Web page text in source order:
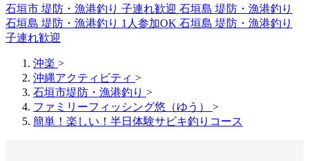
石垣市 堤防・漁港釣り 子連れ歓迎 石垣島 堤防・漁港釣り
石垣島 堤防・漁港釣り 1人参加OK 石垣島 堤防・漁港釣り
子連れ歓迎
沖楽 >
沖縄アクティビティ >
石垣市堤防・漁港釣り >
ファミリーフィッシング悠（ゆう） >
簡単！楽しい！半日体験サビキ釣りコース